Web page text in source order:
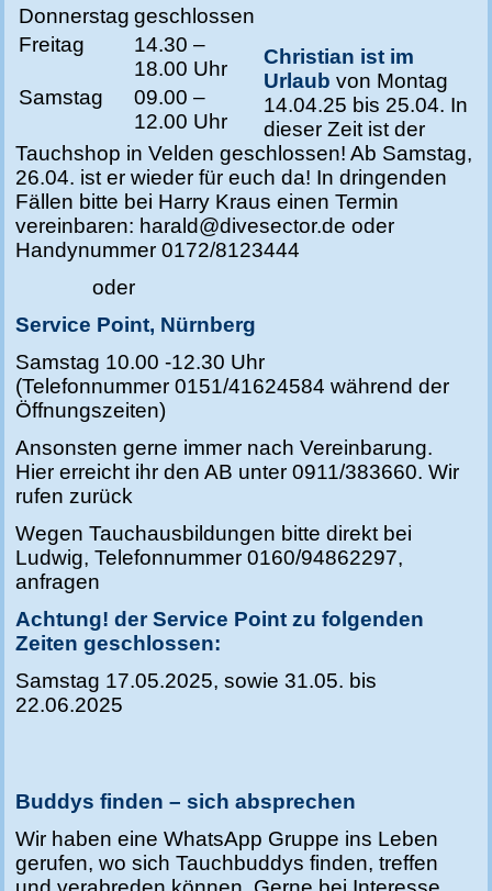
Donnerstag geschlossen
Freitag
14.30 –
18.00 Uhr
Samstag
09.00 –
12.00 Uhr
Christian ist im
Urlaubvon Montag
14.04.25 bis 25.04. In
dieser Zeit ist der
Tauchshop in Velden geschlossen! Ab Samstag,
26.04. ist er wieder für euch da! In dringenden
Fällen bitte bei Harry Kraus einen Termin
vereinbaren: harald@divesector.de oder
Handynummer 0172/8123444
oder
Service Point, Nürnberg
Samstag 10.00 -12.30 Uhr
(Telefonnummer0151/41624584 während der
Öffnungszeiten)
Ansonsten gerne immer nach Vereinbarung.
Hier erreicht ihr den AB unter 0911/383660. Wir
rufen zurück
Wegen Tauchausbildungen bitte direkt bei
Ludwig,Telefonnummer0160/94862297,
anfragen
Achtung! der Service Point zu folgenden
Zeiten geschlossen:
Samstag 17.05.2025, sowie 31.05. bis
22.06.2025
Buddys finden – sich absprechen
Wir haben eine WhatsApp Gruppe ins Leben
gerufen, wo sich Tauchbuddys finden, treffen